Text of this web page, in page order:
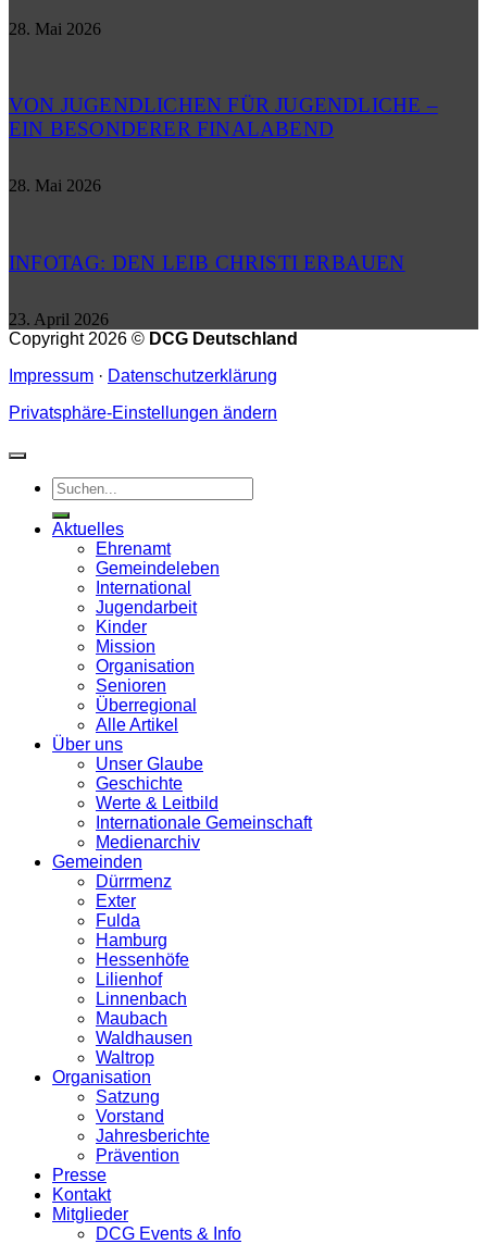
28. Mai 2026
VON JUGENDLICHEN FÜR JUGENDLICHE –
EIN BESONDERER FINALABEND
28. Mai 2026
INFOTAG: DEN LEIB CHRISTI ERBAUEN
23. April 2026
Copyright 2026 © DCG Deutschland
Impressum · Datenschutzerklärung
Privatsphäre-Einstellungen ändern
Aktuelles
Ehrenamt
Gemeindeleben
International
Jugendarbeit
Kinder
Mission
Organisation
Senioren
Überregional
Alle Artikel
Über uns
Unser Glaube
Geschichte
Werte & Leitbild
Internationale Gemeinschaft
Medienarchiv
Gemeinden
Dürrmenz
Exter
Fulda
Hamburg
Hessenhöfe
Lilienhof
Linnenbach
Maubach
Waldhausen
Waltrop
Organisation
Satzung
Vorstand
Jahresberichte
Prävention
Presse
Kontakt
Mitglieder
DCG Events & Info